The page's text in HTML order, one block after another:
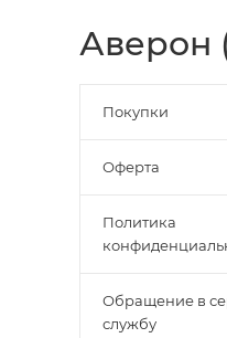
Аверон
Покупки
Оферта
Политика
Обращение в
службу